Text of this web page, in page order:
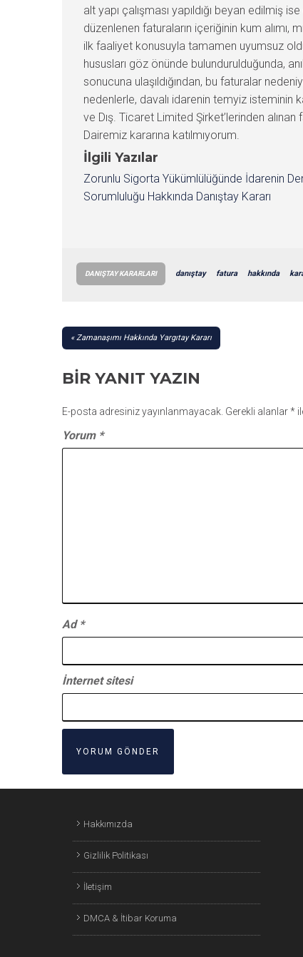
alt yapı çalışması yapıldığı beyan edilmiş
düzenlenen faturaların içeriğinin kum alımı,
ilk faaliyet konusuyla tamamen uyumsuz
hususları göz önünde bulundurulduğunda,
sonucuna ulaşıldığından, bu faturalar
nedenlerle, davalı idarenin temyiz isteminin
ve Dış. Ticaret Limited Şirket’lerinden
Dairemiz kararına katılmıyorum.
İlgili Yazılar
Zorunlu Sigorta Yükümlülüğünde İdarenin
Sorumluluğu Hakkında Danıştay Kararı
DANIŞTAY KARARLARI danıştay fatura hakkında
YAZI
Zamanaşımı Hakkında Yargıtay Kararı
BIR YANIT YAZIN
E-posta adresiniz yayınlanmayacak. Gerekli alanlar*
Yorum *
Ad *
İnternet sitesi
Hakkımızda
Gizlilik Politikası
İletişim
DMCA & İtibar Koruma